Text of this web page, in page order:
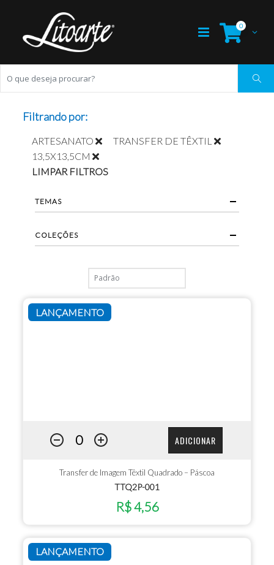
0
LANÇAMENTO
ADICIONAR
Transfer de Imagem Têxtil Quadrado – Páscoa
TTQ2P-001
R$ 4,56
LANÇAMENTO
Filtrando por:
ARTESANATO
TRANSFER DE TÊXTIL
13,5X13,5CM
LIMPAR FILTROS
TEMAS
COLEÇÕES